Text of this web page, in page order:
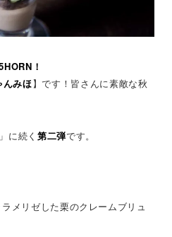
！
んみほ】です！皆さんに素敵な秋
に続く第二弾です。
メリゼした栗のクレームブリュ